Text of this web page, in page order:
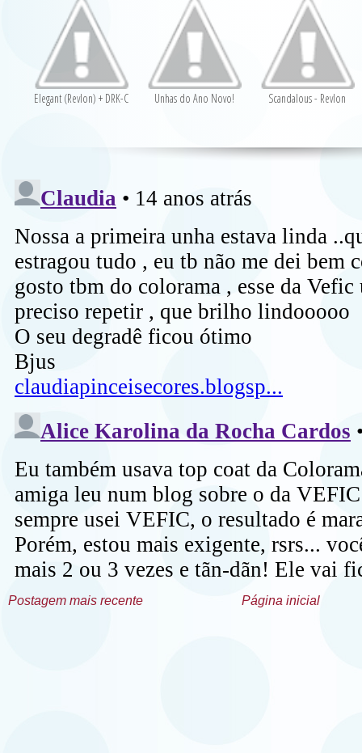
Elegant (Revlon) + DRK-C Unhas do Ano Novo! Scandalous - Revlon
Postagem mais recente Página inicial